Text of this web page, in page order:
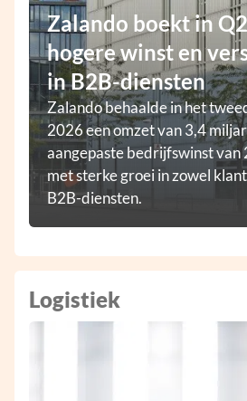
Zalando boekt in
hogere winst en
in B2B-diensten
Zalando behaalde in het
2026 een omzet van 3,4
aangepaste bedrijfswinst van
met sterke groei in zowel
B2B-diensten.
Logistiek